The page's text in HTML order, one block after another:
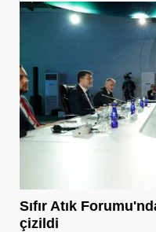
Sıfır Atık
çizildi